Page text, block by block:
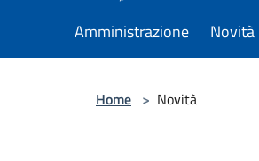
Amministrazione Novità
Home > Novità